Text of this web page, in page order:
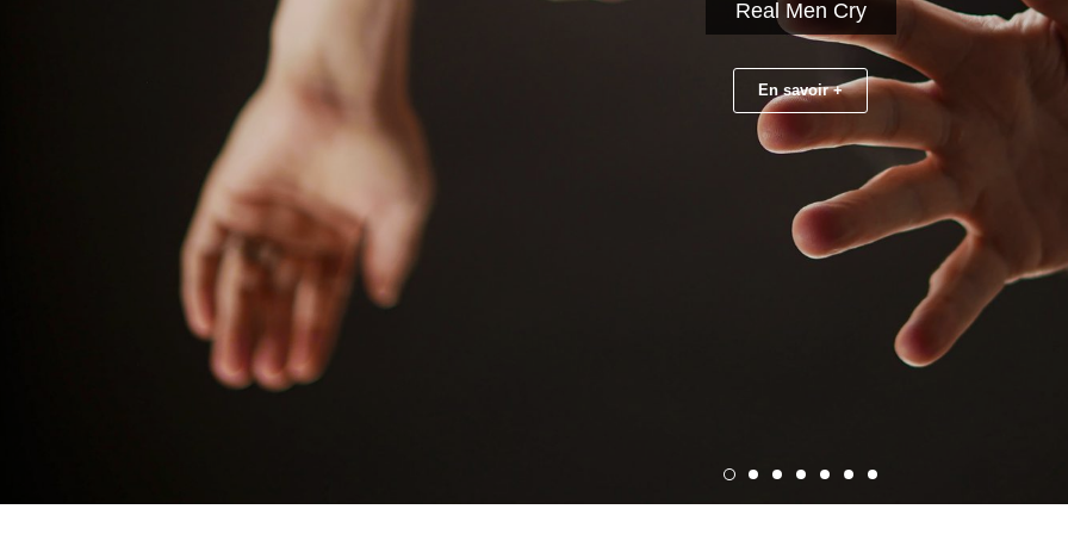
Real Men Cry
En savoir +